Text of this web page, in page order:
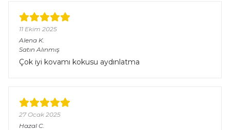
11 Ekim 2025
Alena K.
Satın Alınmış
Çok iyi kovamı kokusu aydınlatma
27 Ocak 2025
Hazal C.